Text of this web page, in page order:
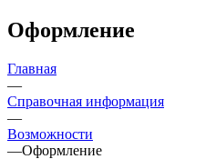
Оформление
Главная
—
Справочная информация
—
Возможности
—Оформление